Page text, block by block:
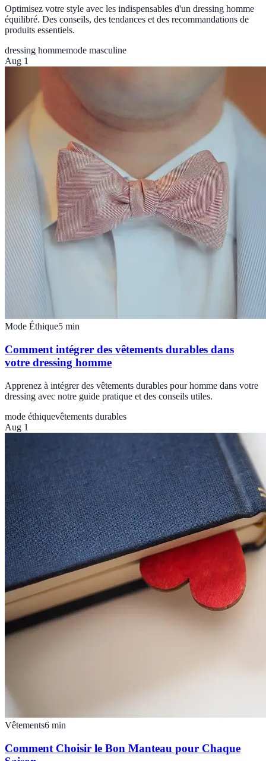
Optimisez votre style avec les indispensables d'un dressing homme
équilibré. Des conseils, des tendances et des recommandations de
produits essentiels.
dressing hommemode masculine
Aug 1
Mode Éthique5 min
Comment intégrer des vêtements durables dans
votre dressing homme
Apprenez à intégrer des vêtements durables pour homme dans votre
dressing avec notre guide pratique et des conseils utiles.
mode éthiquevêtements durables
Aug 1
Vêtements6 min
Comment Choisir le Bon Manteau pour Chaque